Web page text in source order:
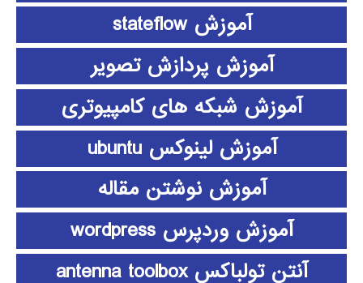
آموزش stateflow
آموزش پردازش تصویر
آموزش شبکه های کامپیوتری
آموزش لینوکس ubuntu
آموزش نوشتن مقاله
آموزش وردپرس wordpress
آنتن تولباکس antenna toolbox